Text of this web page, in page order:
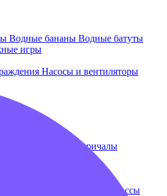
Водные бананы Водные батуты
игры
Насосы и вентиляторы
Понтоны и причалы
Надувные трассы